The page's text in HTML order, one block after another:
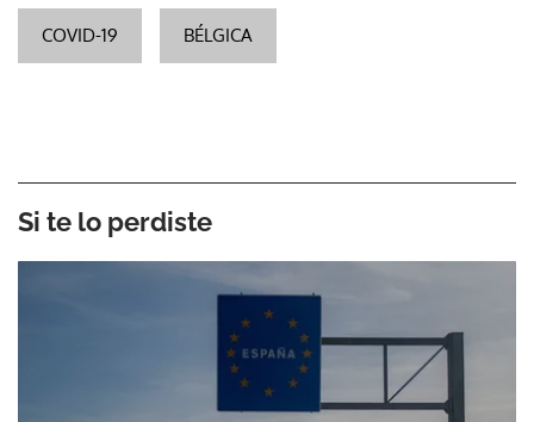
COVID-19 BÉLGICA
Si te lo perdiste